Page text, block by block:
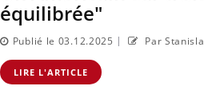
équilibrée"
Publié le 03.12.2025 | Par
LIRE L'ARTICLE